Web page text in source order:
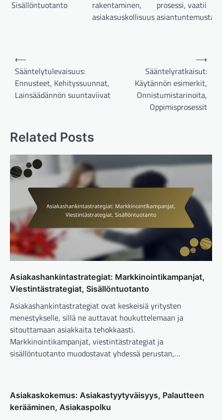
Sisällöntuotanto
rakentaminen,
asiakasuskollisuus
prosessi, vaatii
asiantuntemusta
Post
navigation
⟵
Sääntelytulevaisuus:
Ennusteet, Kehityssuunnat,
Lainsäädännön suuntaviivat
Sääntelyratkaisut:
Käytännön esimerkit,
Onnistumistarinoita,
Oppimisprosessit
⟶
Related Posts
Asiakashankintastrategiat: Markkinointikampanjat,
Viestintästrategiat, Sisällöntuotanto
Asiakashankintastrategiat ovat keskeisiä yritysten
menestykselle, sillä ne auttavat houkuttelemaan ja
sitouttamaan asiakkaita tehokkaasti.
Markkinointikampanjat, viestintästrategiat ja
sisällöntuotanto muodostavat yhdessä perustan,…
Asiakaskokemus: Asiakastyytyväisyys, Palautteen
kerääminen, Asiakaspolku